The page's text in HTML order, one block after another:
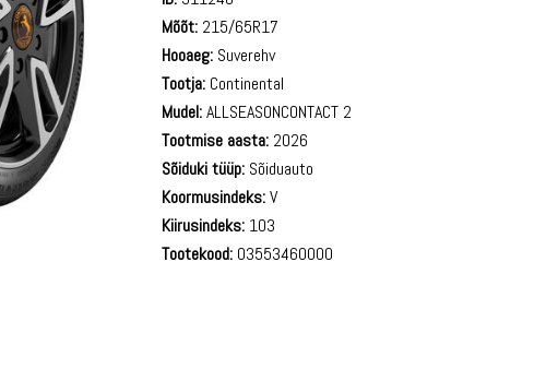
Mõõt: 215/65R17
Hooaeg: Suverehv
Tootja: Continental
Mudel:ALLSEASONCONTACT 2
Tootmise aasta: 2026
Sõiduki tüüp: Sõiduauto
Koormusindeks:V
Kiirusindeks: 103
Tootekood: 03553460000